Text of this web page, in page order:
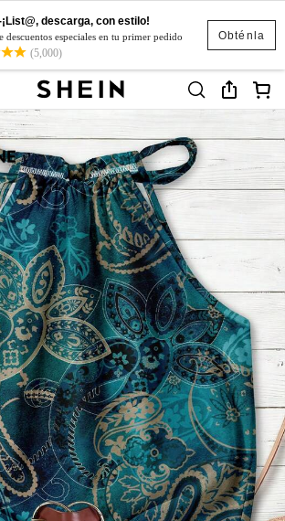
Obténla
¡List@, descarga, con estilo!
descuentos especiales en tu primer pedido
(5,000)